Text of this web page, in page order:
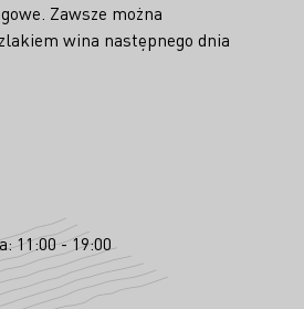
Zawsze można
wina następnego dnia
11:00 - 19:00